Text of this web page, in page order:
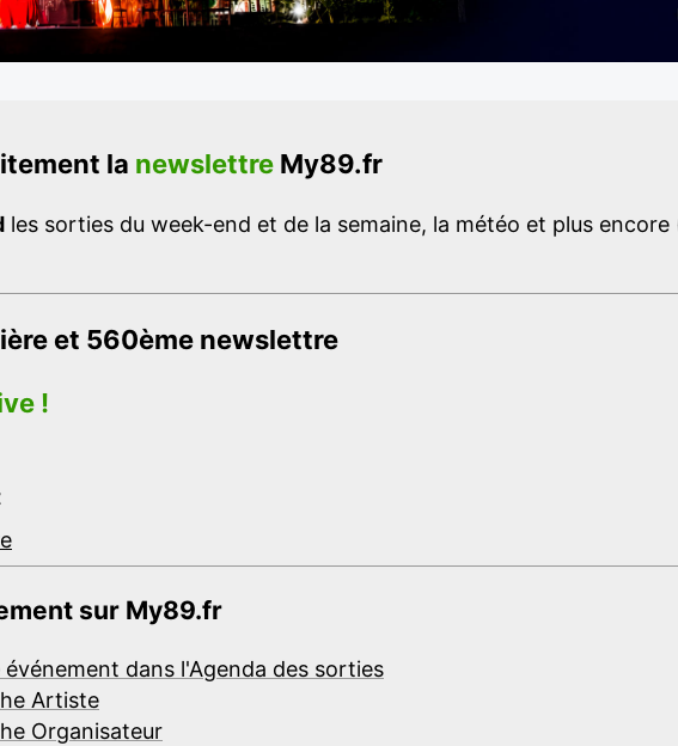
la newslettre My89.fr
les sorties du week-end et de la semaine, la météo et plus
et 560ème newslettre
!
sur My89.fr
dans l'Agenda des sorties
Artiste
Organisateur